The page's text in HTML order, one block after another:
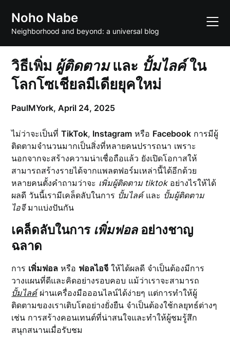
content
Noho Nabe
Neighborhood and beyond: a universal blog
วิธีเพิ่ม ผู้ติดตามและ ปั้มไลค์ใน
โลกโซเชียลมีเดียยุคใหม่
PaulMYork,April 24, 2025
ไม่ว่าจะเป็นที่TikTok, Instagram หรือ Facebook การมีผู้
ติดตามจำนวนมากเป็นสิ่งที่หลายคนปรารถนา เพราะ
นอกจากจะสร้างความน่าเชื่อถือแล้ว ยังเปิดโอกาสให้
สามารถสร้างรายได้จากแพลตฟอร์มเหล่านี้ได้อีกด้วย
หลายคนตั้งคำถามว่าจะ เพิ่มผู้ติดตาม tiktokอย่างไรให้ได้
ผลดี วันนี้เรามีเคล็ดลับในการ ปั้มไลค์และ ปั้มผู้ติดตาม
ไอจีมาแบ่งปันกัน
เคล็ดลับในการ เพิ่มฟอลอย่างชาญ
ฉลาด
การ เพิ่มฟอล หรือ ฟอลไอจี ให้ได้ผลดี จำเป็นต้องมีการ
วางแผนที่ดีและคิดอย่างรอบคอบ แม้ว่าเราจะสามารถ
ปั้มไลค์ผ่านเครื่องมือออนไลน์ได้ง่ายๆ แต่การทำให้ผู้
ติดตามของเราเติบโตอย่างยั่งยืน จำเป็นต้องใช้กลยุทธ์ต่างๆ
เช่น การสร้างคอนเทนต์ที่น่าสนใจและทำให้ผู้ชมรู้สึก
สนุกสนานเมื่อรับชม